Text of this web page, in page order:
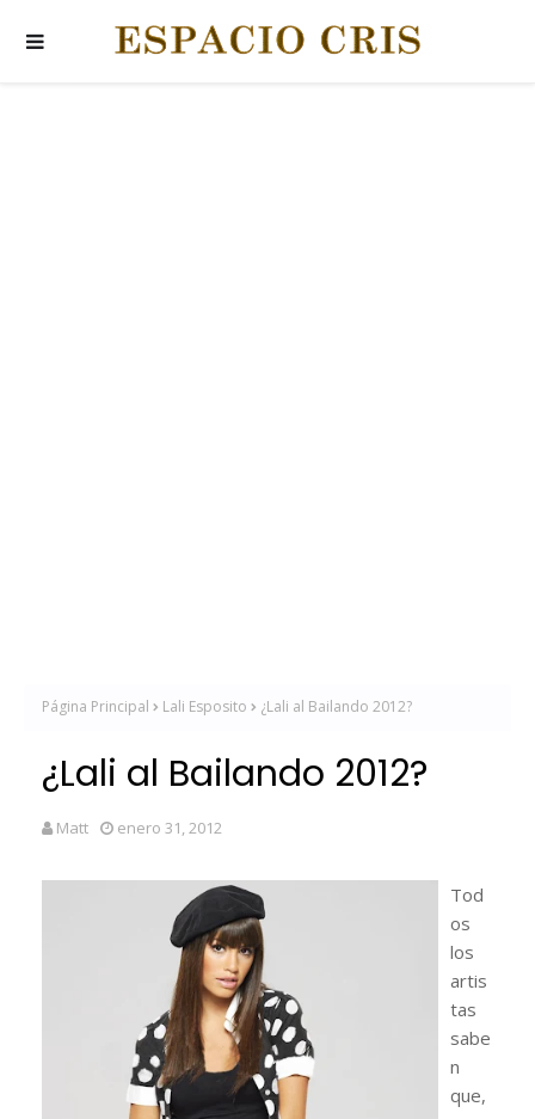
Página Principal Lali Esposito ¿Lali al Bailando 2012?
¿Lali al Bailando 2012?
Matt enero 31, 2012
Tod
os
los
artis
tas
sabe
n
que,